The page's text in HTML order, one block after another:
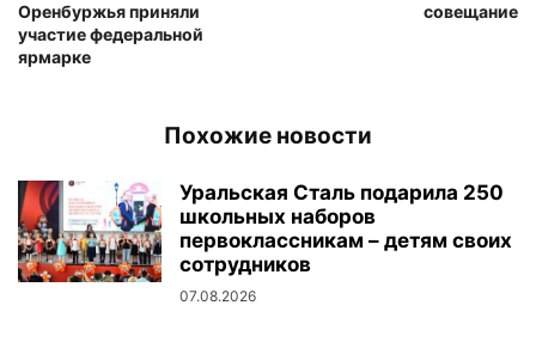
Оренбуржья приняли
участие федеральной
ярмарке
совещание
Похожие новости
Уральская Сталь подарила 250
школьных наборов
первоклассникам – детям своих
сотрудников
07.08.2026